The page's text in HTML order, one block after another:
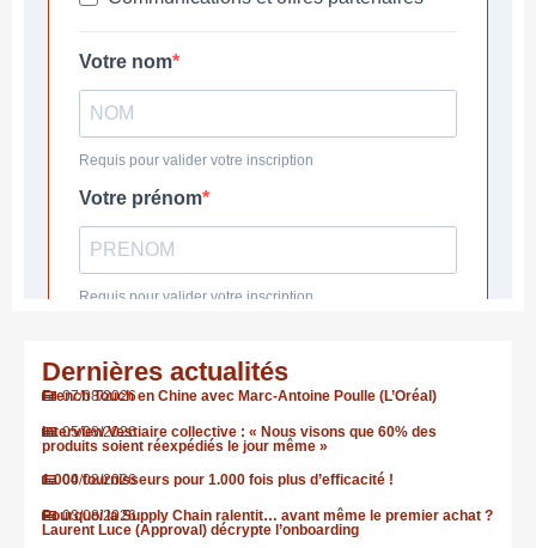
Dernières actualités
07/08/2026
French Touch en Chine avec Marc-Antoine Poulle (L’Oréal)
05/08/2026
Interview Vestiaire collective : « Nous visons que 60% des
produits soient réexpédiés le jour même »
04/08/2026
1.000 fournisseurs pour 1.000 fois plus d’efficacité !
03/08/2026
Pourquoi la Supply Chain ralentit… avant même le premier achat ?
Laurent Luce (Approval) décrypte l’onboarding